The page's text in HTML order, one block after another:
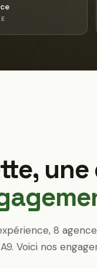
une
8
Voici nos